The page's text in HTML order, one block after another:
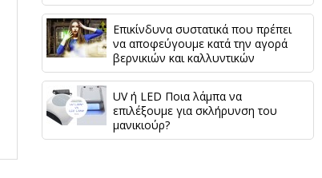
Επικίνδυνα συστατικά που πρέπει
να αποφεύγουμε κατά την αγορά
βερνικιών και καλλυντικών
UV ή LED Ποια λάμπα να
επιλέξουμε για σκλήρυνση του
μανικιούρ?